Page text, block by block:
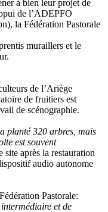
à bien leur projet de
de l’ADEPFO
la Fédération Pastorale
muraillers et le
de l’Ariège
de fruitiers est
de scénographie.
planté 320 arbres, mais
est souvent
après la restauration
audio autonome
Pastorale:
et de